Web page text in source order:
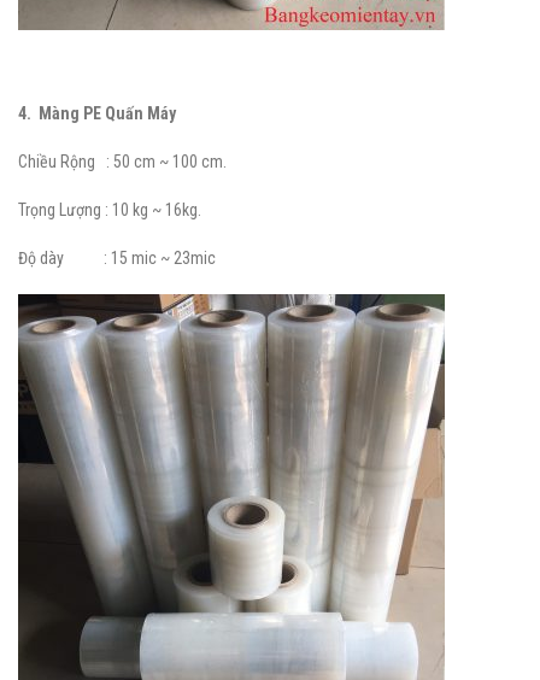
4. Màng PE Quấn Máy
Chiều Rộng : 50 cm ~ 100 cm.
Trọng Lượng : 10 kg ~ 16kg.
Độ dày : 15 mic ~ 23mic